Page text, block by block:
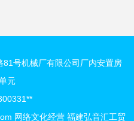
号机械厂有限公司厂内安置房
元
网络文化经营 福建弘音汇工贸